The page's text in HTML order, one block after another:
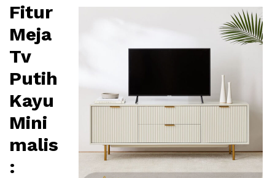
Fitur
Meja
Tv
Putih
Kayu
Mini
malis
: